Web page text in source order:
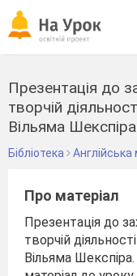
Презентація до
творчій
Вільяма Шекспіра
Бібліотека Англійська
Про матеріал
Презентація до
творчій
Вільяма